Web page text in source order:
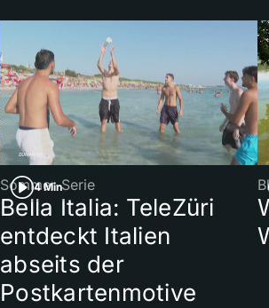
4 Min
Sommer-Serie
Bella Italia: TeleZüri
entdeckt Italien
abseits der
Postkartenmotive